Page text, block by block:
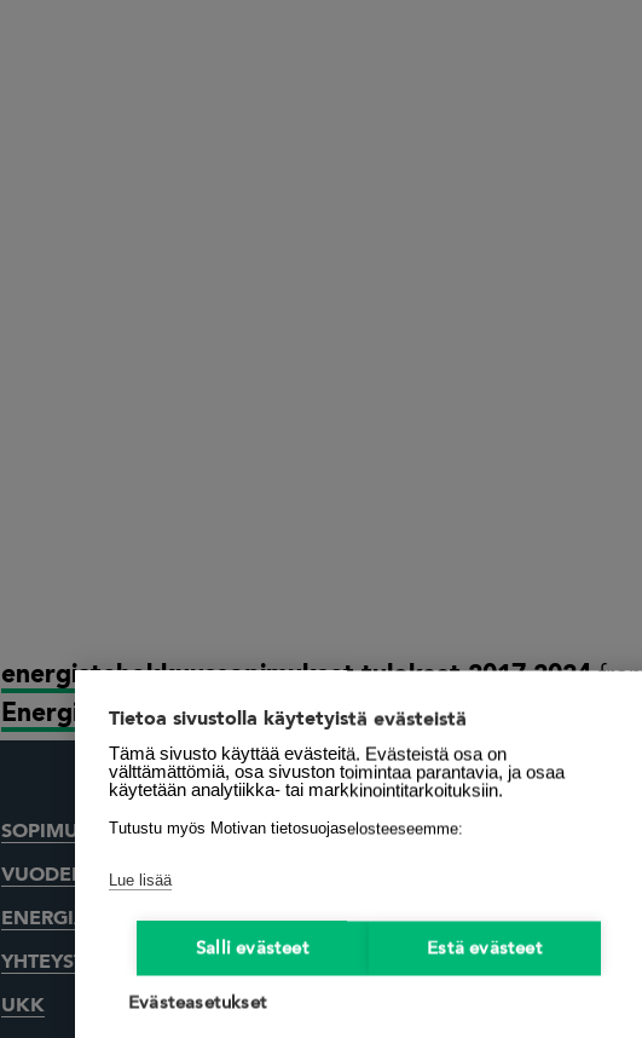
energiatehokkuussopimukset-tulokset-2017-2024
Energiatehokkuussopimukset
SOPIMUKSEEN LIITTYNEET
VUODEN ENERGIANEROKAS
ENERGIASTUDIO
YHTEYSTIEDOT
UKK
Jokainen
rakennamme
Tietoa sivustolla käytetyistä evästeistä
Tämä sivusto käyttää evästeitä. Evästeistä osa on
välttämättömiä, osa sivuston toimintaa parantavia, ja osaa
käytetään analytiikka- tai markkinointitarkoituksiin.
Tutustu myös Motivan tietosuojaselosteeseemme:
Lue lisää
Salli evästeet Estä evästeet
Evästeasetukset